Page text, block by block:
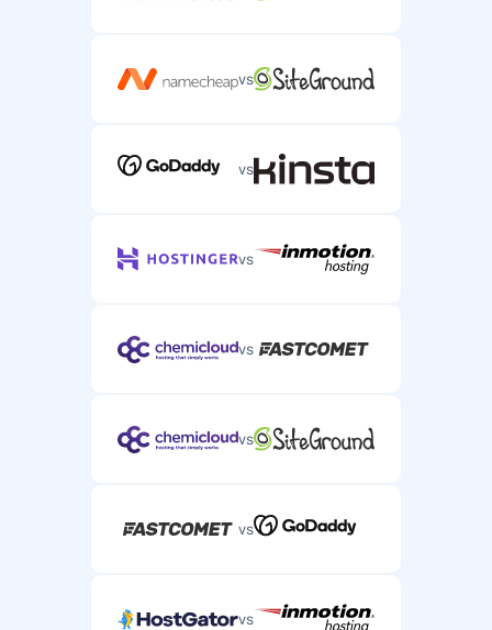
vs
vs
vs
vs
vs
vs
vs